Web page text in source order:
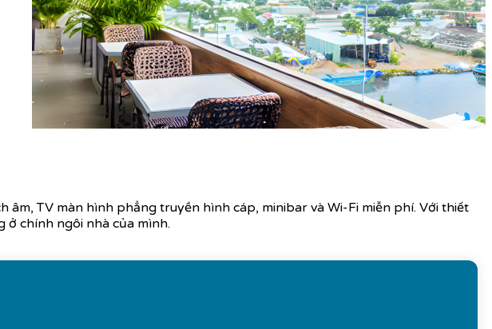
TV màn hình phẳng truyền hình cáp, minibar và Wi-Fi miễn phí. Với thiết
ở chính ngôi nhà của mình.